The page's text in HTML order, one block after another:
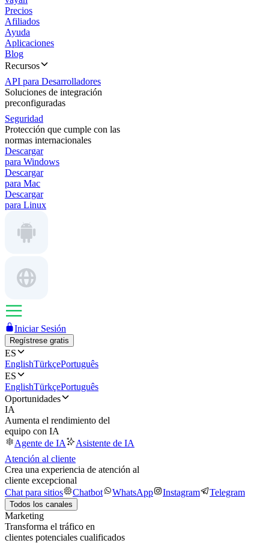
Precios
Afiliados
Ayuda
Aplicaciones
Blog
Recursos
API para Desarrolladores
Soluciones de integración
preconfiguradas
Seguridad
Protección que cumple con las
normas internacionales
Descargar
para Windows
Descargar
para Mac
Descargar
para Linux
Iniciar Sesión
Regístrese gratis
ES
EnglishTürkçePortuguês
ES
EnglishTürkçePortuguês
Oportunidades
IA
Aumenta el rendimiento del
equipo con IA
Agente de IA
Asistente de IA
Atención al cliente
Crea una experiencia de atención al
cliente excepcional
Chat para sitios
Chatbot WhatsApp Instagram Telegram
Todos los canales
Marketing
Transforma el tráfico en
clientes potenciales cualificados